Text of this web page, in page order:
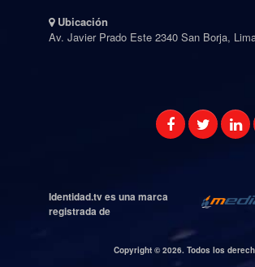
Ubicación
Av. Javier Prado Este 2340 San Borja,
Identidad.tv es una marca
registrada de
Copyright © 2026. Todos los